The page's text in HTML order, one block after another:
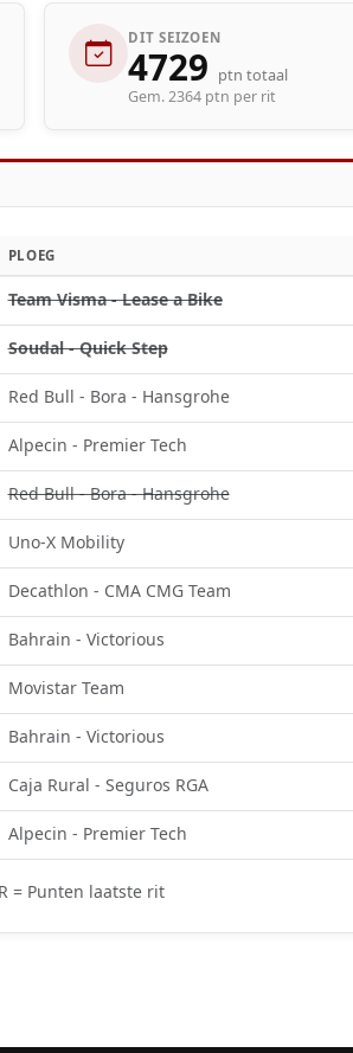
DIT SEIZOEN
4729 ptn totaal
Gem. 2364 ptn per rit
PLOEG
Team Visma - Lease a Bike
Soudal - Quick Step
Red Bull - Bora - Hansgrohe
Alpecin - Premier Tech
Red Bull - Bora - Hansgrohe
Uno-X Mobility
Decathlon - CMA CMG Team
Bahrain - Victorious
Movistar Team
Bahrain - Victorious
Caja Rural - Seguros RGA
Alpecin - Premier Tech
= Punten laatste rit